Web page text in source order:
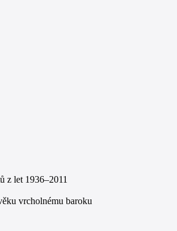
z let 1936–2011
vrcholnému baroku